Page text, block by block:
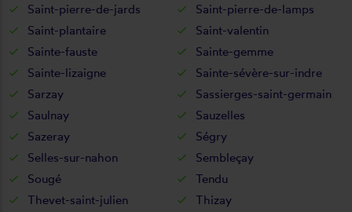
Saint-pierre-de-jards
Saint-pierre-de-lamps
Saint-plantaire
Saint-valentin
Sainte-fauste
Sainte-gemme
Sainte-lizaigne
Sainte-sévère-sur-indre
Sarzay
Sassierges-saint-germain
Saulnay
Sauzelles
Sazeray
Ségry
Selles-sur-nahon
Sembleçay
Sougé
Tendu
Thevet-saint-julien
Thizay